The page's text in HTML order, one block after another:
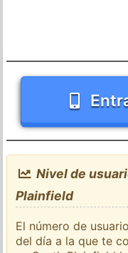
Nivel de
Plainfield
El número de
del día a la que te